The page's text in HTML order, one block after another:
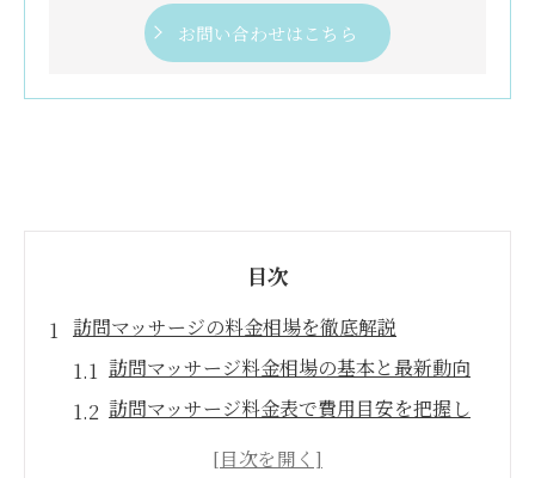
お問い合わせはこちら
目次
訪問マッサージの料金相場を徹底解説
訪問マッサージ料金相場の基本と最新動向
訪問マッサージ料金表で費用目安を把握し